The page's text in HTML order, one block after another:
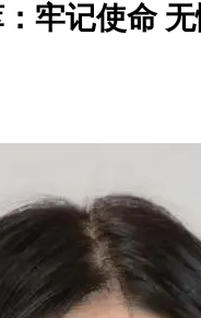
牢记使命